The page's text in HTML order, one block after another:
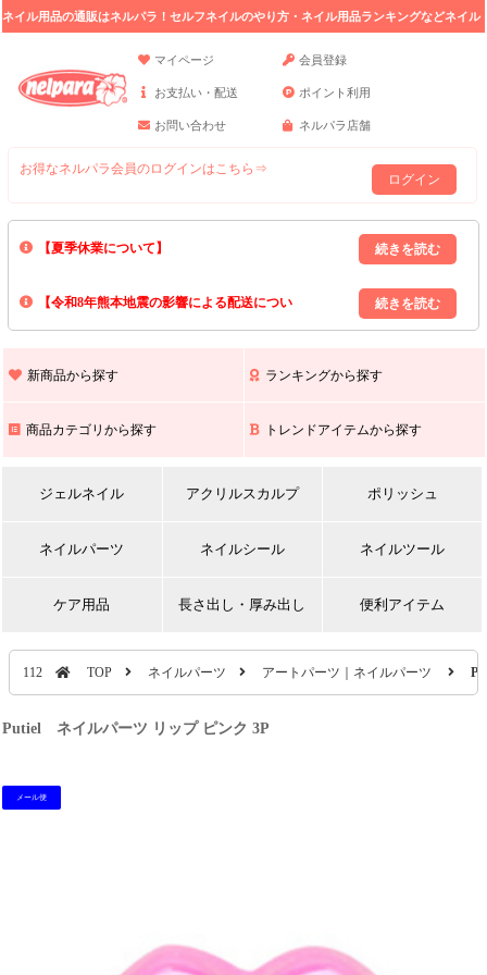
ネイル用品の通販はネルパラ！セルフネイルのやり方・ネイル用品ランキングなどネイル
マイページ
会員登録
お支払い・配送 ポイント利用
お問い合わせ ネルパラ店舗
お得なネルパラ会員のログインはこちら⇒
ログイン
【夏季休業について】
8/13(木)～8/16(日)の間｢出荷業務・お問い合わせ業務｣はお休みいたしま
上記期間中のご注文・お問い合わせは8/17(月)以降の対応となりますので
【令和8年熊本地震の影響による配送につい
また､ 九州全域でお荷物のお届けに遅延が生じております｡
新商品から探す ランキングから探す
商品カテゴリから探す トレンドアイテムから探す
ジェルネイル アクリルスカルプ ポリッシュ
ネイルパーツ ネイルシール ネイルツール
ケア用品 長さ出し・厚み出し 便利アイテム
112 TOP ネイルパーツ アートパーツ｜ネイルパーツ
Putiel ネイルパーツ リップ ピンク 3P
メール便